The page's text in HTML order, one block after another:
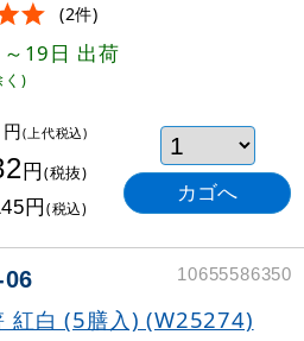
(2件)
～19日 出荷
く)
(上代税込)
円(税抜)
円(税込)
10655586350
紅白 (5膳入) (W25274)